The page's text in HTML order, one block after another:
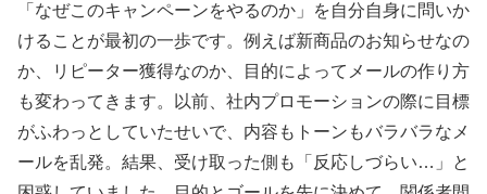
「なぜこのキャンペーンをやるのか」を自分自身に問いか
けることが最初の一歩です。例えば新商品のお知らせなの
か、リピーター獲得なのか、目的によってメールの作り方
も変わってきます。以前、社内プロモーションの際に目標
がふわっとしていたせいで、内容もトーンもバラバラなメ
ールを乱発。結果、受け取った側も「反応しづらい…」と